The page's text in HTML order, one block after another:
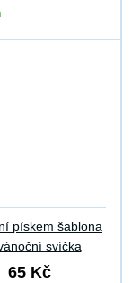
pískem šablona
svíčka
65 Kč